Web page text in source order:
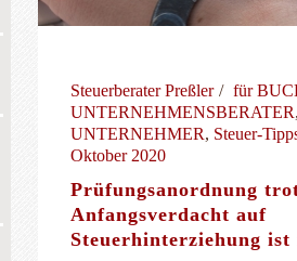
Steuerberater Preßler
für
UNTERNEHMENSBERATER,
UNTERNEHMER, Steuer-
Oktober 2020
Prüfungsanordnung
Anfangsverdacht auf
Steuerhinterziehung ist